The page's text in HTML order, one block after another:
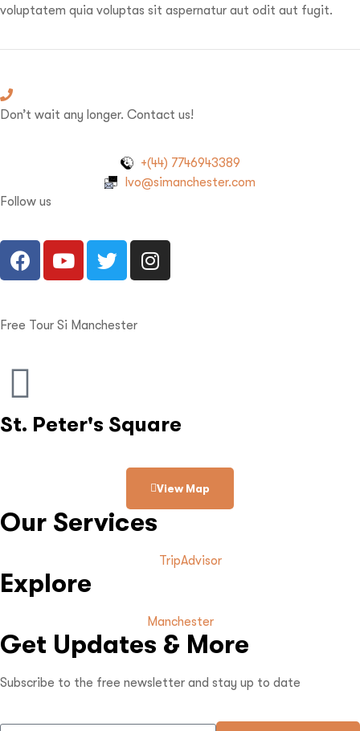
voluptatem quia voluptas sit aspernatur aut odit aut fugit.
Don’t wait any longer. Contact us!
+(44) 7746943389
Ivo@simanchester.com
Follow us
Free Tour Si Manchester
St. Peter's Square
View Map
Our Services
TripAdvisor
Explore
Manchester
Get Updates & More
Subscribe to the free newsletter and stay up to date